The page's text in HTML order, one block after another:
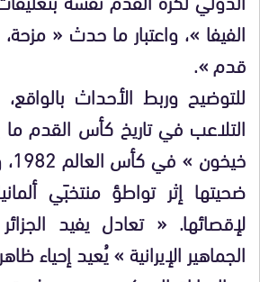
الفيفا »، واعتبار ما حدث «
قدم ».
للتوضيح وربط الأحداث
التلاعب في تاريخ كأس القدم
ضحيتها إثر تواطؤ منتخبَي
لإقصائها. « تعادل يفيد
الجماهير الإيرانية » يُعيد إحياء